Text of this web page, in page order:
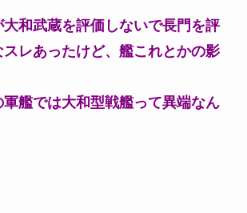
和武蔵を評価しないで長門を評
レあったけど、艦これとかの影
艦では大和型戦艦って異端なん